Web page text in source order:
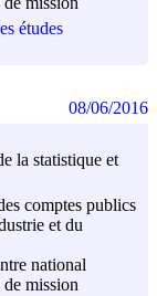
études
la statistique et
comptes publics
et du
national
mission
08/06/2016